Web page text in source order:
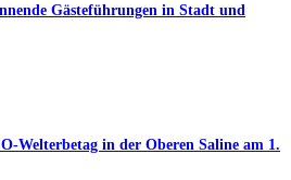
Gästeführungen in Stadt und
Welterbetag in der Oberen Saline am 1.